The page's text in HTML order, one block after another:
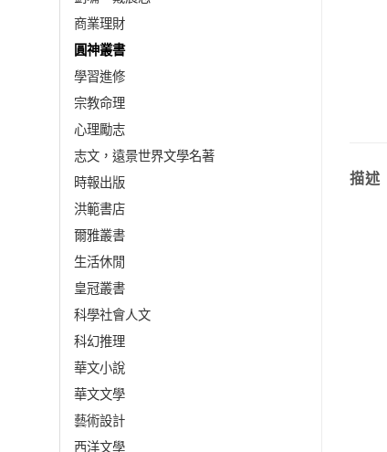
商業理財
圓神叢書
學習進修
宗教命理
心理勵志
志文，遠景世界文學名著
時報出版
洪範書店
爾雅叢書
生活休閒
皇冠叢書
科學社會人文
科幻推理
華文小說
華文文學
藝術設計
西洋文學
描述